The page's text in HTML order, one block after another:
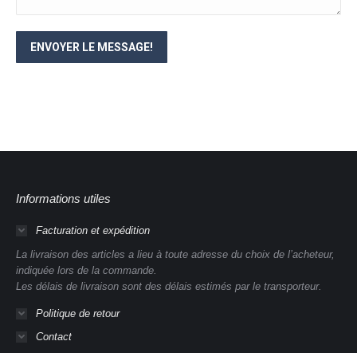
ENVOYER LE MESSAGE!
Informations utiles
Facturation et expédition
La livraison des articles a lieu à toute adresse du choix de l’acheteur,
indiquée lors de la commande.
Les délais de livraison sont des délais estimés par le transporteur.
Politique de retour
Contact